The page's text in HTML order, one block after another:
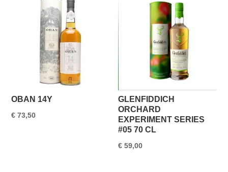
OBAN 14Y
€ 73,50
GLENFIDDICH
ORCHARD
EXPERIMENT SERIES
#05 70 CL
€ 59,00